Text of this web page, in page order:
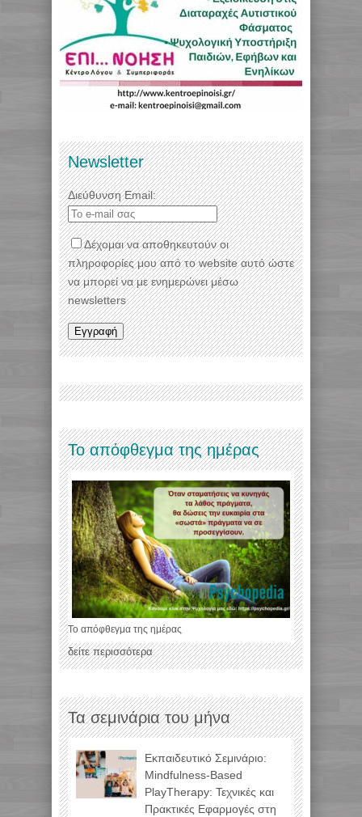
Newsletter
Διεύθυνση Email:
Δέχομαι να αποθηκευτούν οι
πληροφορίες μου από το website αυτό ώστε
να μπορεί να με ενημερώνει μέσω
newsletters
Το απόφθεγμα της ημέρας
Το απόφθεγμα της ημέρας
δείτε περισσότερα
Τα σεμινάρια του μήνα
Εκπαιδευτικό Σεμινάριο:
Mindfulness-Based
PlayTherapy: Τεχνικές και
Πρακτικές Εφαρμογές στη